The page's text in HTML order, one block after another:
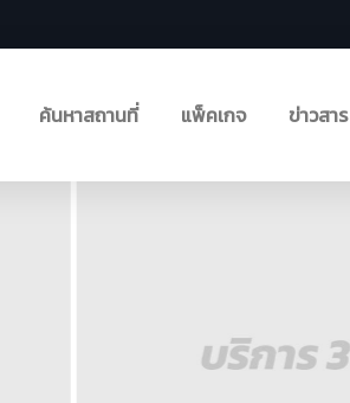
ค้นหาสถานที่ แพ็คเกจ ข่าวสาร